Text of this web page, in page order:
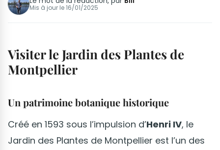
Mis à jour le16/01/2025
Visiter le Jardin des Plantes de
Montpellier
Un patrimoine botanique historique
Créé en 1593 sous l’impulsion d’Henri IV, le
Jardin des Plantes de Montpellier est l’un des